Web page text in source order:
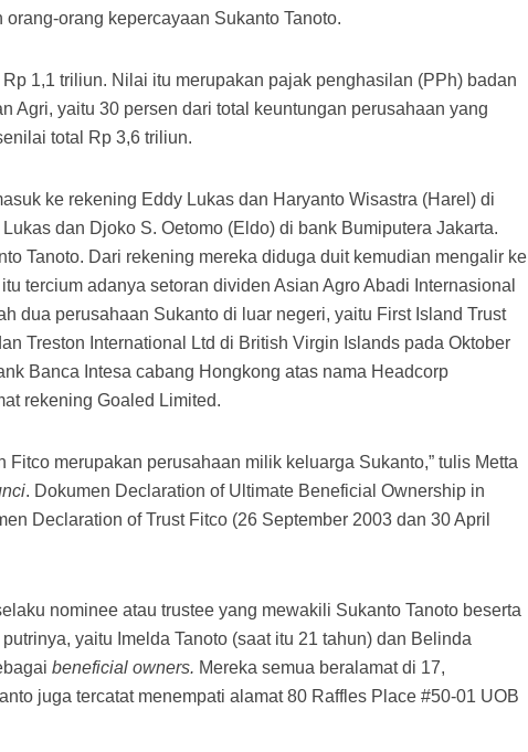
orang kepercayaan Sukanto Tanoto.
1,1 triliun. Nilai itu merupakan pajak penghasilan (PPh) badan
Agri, yaitu 30 persen dari total keuntungan perusahaan yang
total Rp 3,6 triliun.
ke rekening Eddy Lukas dan Haryanto Wisastra (Harel) di
dan Djoko S. Oetomo (Eldo) di bank Bumiputera Jakarta.
Tanoto. Dari rekening mereka diduga duit kemudian mengalir ke
tercium adanya setoran dividen Asian Agro Abadi Internasional
dua perusahaan Sukanto di luar negeri, yaitu First Island Trust
Treston International Ltd di British Virgin Islands pada Oktober
Banca Intesa cabang Hongkong atas nama Headcorp
rekening Goaled Limited.
Fitco merupakan perusahaan milik keluarga Sukanto,” tulis Metta
. Dokumen Declaration of Ultimate Beneficial Ownership in
Declaration of Trust Fitco (26 September 2003 dan 30 April
nominee atau trustee yang mewakili Sukanto Tanoto beserta
yaitu Imelda Tanoto (saat itu 21 tahun) dan Belinda
beneficial owners. Mereka semua beralamat di 17,
juga tercatat menempati alamat 80 Raffles Place #50-01 UOB